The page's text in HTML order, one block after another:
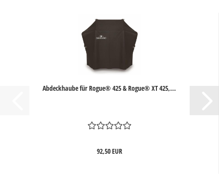
Abdeckhaube für Rogue® 425 & Rogue® XT 425,...
92,50 EUR